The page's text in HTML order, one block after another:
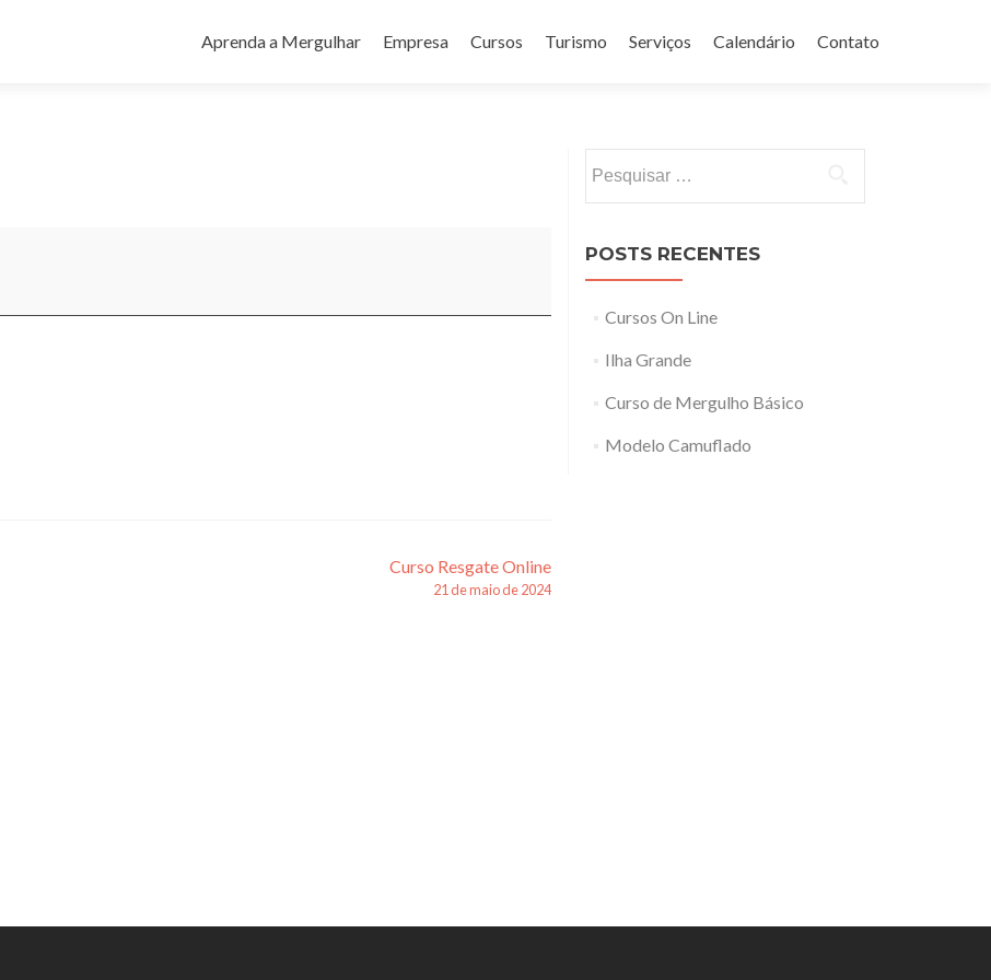
para
Aprenda a Mergulhar Empresa Cursos Turismo Serviços Calendário Contato
Curso Resgate Online
21 de maio de 2024
por:
POSTS RECENTES
Cursos On Line
Ilha Grande
Curso de Mergulho Básico
Modelo Camuflado